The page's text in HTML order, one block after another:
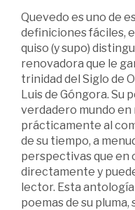
Quevedo es uno de
definiciones fáciles,
quiso (y supo)
renovadora que le
trinidad del Siglo de
Luis de Góngora. Su
verdadero mundo en
prácticamente al
de su tiempo, a
perspectivas que en
directamente y
lector. Esta
poemas de su